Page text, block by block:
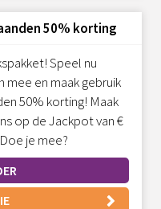
50% korting
Speel nu
mee en maak gebruik
50% korting! Maak
op de Jackpot van €
je mee?